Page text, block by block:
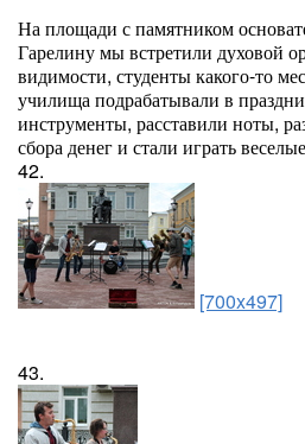
На площади с памятником
Гарелину мы встретили духовой
видимости, студенты какого-то
училища подрабатывали в
инструменты, расставили ноты,
сбора денег и стали играть
42.
[700x497]
43.